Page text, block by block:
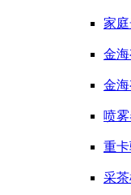
家
金
金
喷
重
采